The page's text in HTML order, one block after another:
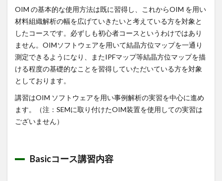
OIM の基本的な使用方法は既に習得し、これからOIM を用い
材料組織解析の幅を広げていきたいと考えている方を対象と
したコースです。必ずしも初心者コースというわけではあり
ません。OIMソフトウェアを用いて結晶方位マップを一通り
測定できるようになり、またIPFマップ等結晶方位マップを描
ける程度の基礎的なことを習得していただいている方を対象
としております。
講習はOIM ソフトウェアを用い事例解析の実習を中心に進め
ます。（注：SEMに取り付けたOIM装置を使用しての実習は
ございません）
Basicコース講習内容